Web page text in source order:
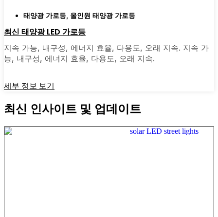
태양광 가로등 올인원 태양광 가로등
최신 태양광 LED 가로등
지속 가능, 내구성, 에너지 효율, 다용도, 오래 지속. 지속 가
능, 내구성, 에너지 효율, 다용도, 오래 지속.
세부 정보 보기
최신 인사이트 및 업데이트